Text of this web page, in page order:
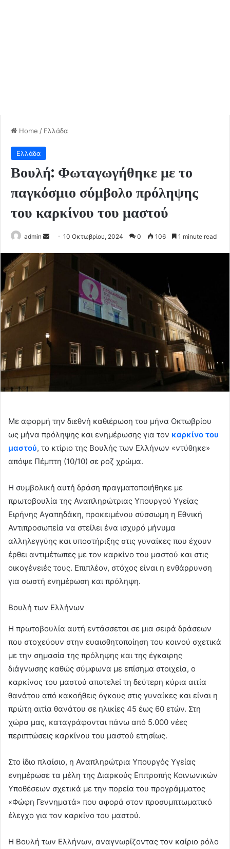
Home / Ελλάδα
Ελλάδα
Βουλή: Φωταγωγήθηκε με το
παγκόσμιο σύμβολο πρόληψης
του καρκίνου του μαστού
admin
Send10 Οκτωβρίου, 2024 0 106 1 minute read
Με αφορμή την διεθνή καθιέρωση του μήνα Οκτωβρίου
ως μήνα πρόληψης και ενημέρωσης για τον καρκίνο του
μαστού, το κτίριο της Βουλής των Ελλήνων «ντύθηκε»
απόψε Πέμπτη (10/10) σε ροζ χρώμα.
Η συμβολική αυτή δράση πραγματοποιήθηκε με
πρωτοβουλία της Αναπληρώτριας Υπουργού Υγείας
Ειρήνης Αγαπηδάκη, προκειμένου σύσσωμη η Εθνική
Αντιπροσωπεία να στείλει ένα ισχυρό μήνυμα
αλληλεγγύης και υποστήριξης στις γυναίκες που έχουν
έρθει αντιμέτωπες με τον καρκίνο του μαστού και στις
οικογένειές τους. Επιπλέον, στόχος είναι η ενθάρρυνση
για σωστή ενημέρωση και πρόληψη.
Βουλή των Ελλήνων
Η πρωτοβουλία αυτή εντάσσεται σε μια σειρά δράσεων
που στοχεύουν στην ευαισθητοποίηση του κοινού σχετικά
με την σημασία της πρόληψης και της έγκαιρης
διάγνωσης καθώς σύμφωνα με επίσημα στοιχεία, ο
καρκίνος του μαστού αποτελεί τη δεύτερη κύρια αιτία
θανάτου από κακοήθεις όγκους στις γυναίκες και είναι η
πρώτη αιτία θανάτου σε ηλικίες 45 έως 60 ετών. Στη
χώρα μας, καταγράφονται πάνω από 5.000 νέες
περιπτώσεις καρκίνου του μαστού ετησίως.
Στο ίδιο πλαίσιο, η Αναπληρώτρια Υπουργός Υγείας
ενημέρωσε τα μέλη της Διαρκούς Επιτροπής Κοινωνικών
Υποθέσεων σχετικά με την πορεία του προγράμματος
«Φώφη Γεννηματά» που αφορά στον προσυμπτωματικό
έλεγχο για τον καρκίνο του μαστού.
Η Βουλή των Ελλήνων, αναγνωρίζοντας τον καίριο ρόλο